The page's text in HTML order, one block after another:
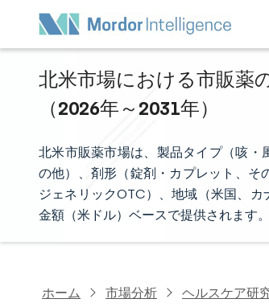
北米市場における市販薬
（2026年～2031年）
北米市販薬市場は、製品タイプ（咳
の他）、剤形（錠剤・カプレット、そ
ジェネリックOTC）、地域（米国、
金額（米ドル）ベースで提供されます。
ホーム 市場分析 ヘルスケア研